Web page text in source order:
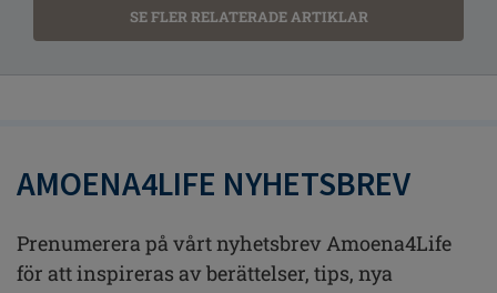
SE FLER RELATERADE ARTIKLAR
AMOENA4LIFE NYHETSBREV
Prenumerera på vårt nyhetsbrev Amoena4Life
för att inspireras av berättelser, tips, nya